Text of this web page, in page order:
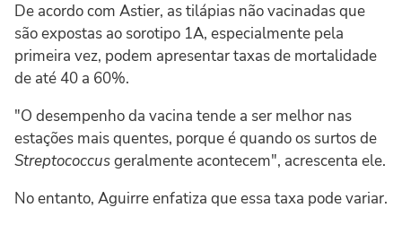
De acordo com Astier, as tilápias não vacinadas que
são expostas ao sorotipo 1A, especialmente pela
primeira vez, podem apresentar taxas de mortalidade
de até 40 a 60%.
"O desempenho da vacina tende a ser melhor nas
estações mais quentes, porque é quando os surtos de
Streptococcusgeralmente acontecem", acrescenta ele.
No entanto, Aguirre enfatiza que essa taxa pode variar.